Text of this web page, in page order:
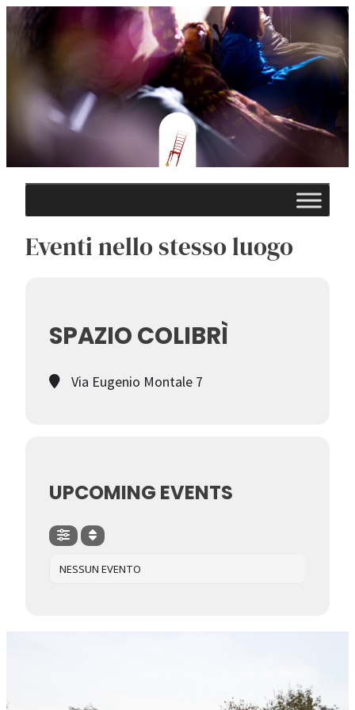
Eventi nello stesso luogo
SPAZIO COLIBRÌ
Via Eugenio Montale 7
UPCOMING EVENTS
NESSUN EVENTO